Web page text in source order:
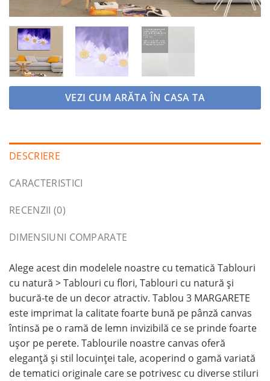
VEZI CUM ARĂTA ÎN CASA TA
DESCRIERE
CARACTERISTICI
RECENZII (0)
DIMENSIUNI COMPARATE
Alege acest din modelele noastre cu tematică Tablouri
cu natură > Tablouri cu flori, Tablouri cu natură și
bucură-te de un decor atractiv. Tablou 3 MARGARETE
este imprimat la calitate foarte bună pe pânză canvas
întinsă pe o ramă de lemn invizibilă ce se prinde foarte
ușor pe perete. Tablourile noastre canvas oferă
eleganță și stil locuinței tale, acoperind o gamă variată
de tematici originale care se potrivesc cu diverse stiluri